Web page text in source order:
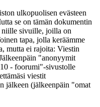
ulkopuolisen evästeen
se on tämän dokumentin
niille sivuille, joilla on
tapa, jolla keräämme
mutta ei rajoita: Viestin
"anonyymit
- foorumi"-sivustolle
viestit
jälkeen (jälkeenpäin "omat